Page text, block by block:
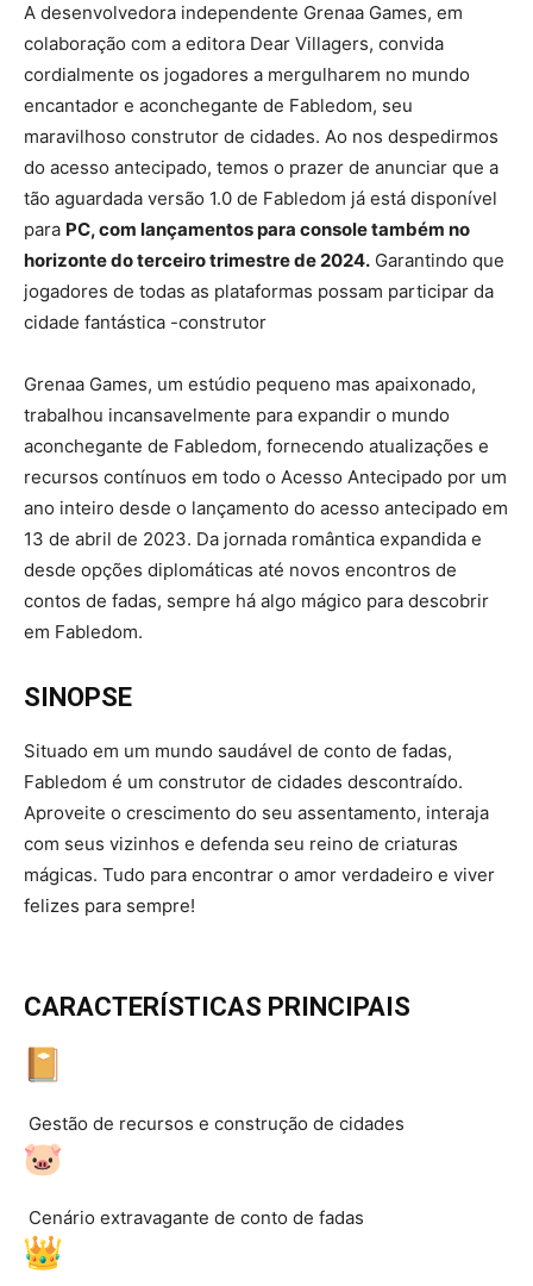
A desenvolvedora independente Grenaa Games, em
colaboração com a editora Dear Villagers, convida
cordialmente os jogadores a mergulharem no mundo
encantador e aconchegante de Fabledom, seu
maravilhoso construtor de cidades. Ao nos despedirmos
do acesso antecipado, temos o prazer de anunciar que a
tão aguardada versão 1.0 de Fabledom já está disponível
para PC, com lançamentos para console também no
horizonte do terceiro trimestre de 2024. Garantindo que
jogadores de todas as plataformas possam participar da
cidade fantástica -construtor
Grenaa Games, um estúdio pequeno mas apaixonado,
trabalhou incansavelmente para expandir o mundo
aconchegante de Fabledom, fornecendo atualizações e
recursos contínuos em todo o Acesso Antecipado por um
ano inteiro desde o lançamento do acesso antecipado em
13 de abril de 2023. Da jornada romântica expandida e
desde opções diplomáticas até novos encontros de
contos de fadas, sempre há algo mágico para descobrir
em Fabledom.
SINOPSE
Situado em um mundo saudável de conto de fadas,
Fabledom é um construtor de cidades descontraído.
Aproveite o crescimento do seu assentamento, interaja
com seus vizinhos e defenda seu reino de criaturas
mágicas. Tudo para encontrar o amor verdadeiro e viver
felizes para sempre!
CARACTERÍSTICAS PRINCIPAIS
Gestão de recursos e construção de cidades
Cenário extravagante de conto de fadas